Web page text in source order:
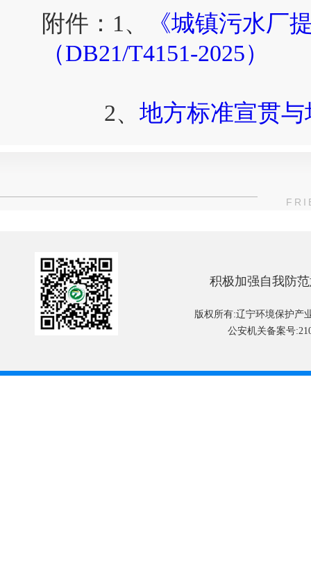
附件：1、
《城镇污水厂
（DB21/T4151-2025）
2、 地方标准宣贯
积极加强自我防
版权所有:辽宁环境保护产
公安机关备案号